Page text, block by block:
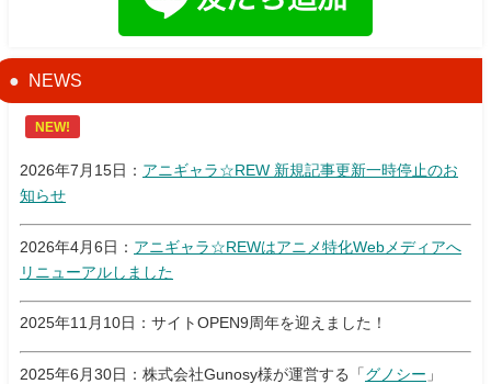
NEWS
NEW!
2026年7月15日： アニギャラ☆REW 新規記事更新一時停止のお
知らせ
2026年4月6日： アニギャラ☆REWはアニメ特化Webメディアへ
リニューアルしました
2025年11月10日：サイトOPEN9周年を迎えました！
2025年6月30日：株式会社Gunosy様が運営する「 グノシー 」